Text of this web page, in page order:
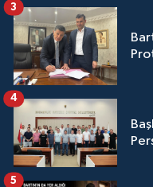
3
4
5